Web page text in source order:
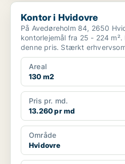
Kontor i Hvidovre
Kontor i Hvidovre
På Avedøreholm 84, 2650
kontorlejemål fra 25 - 224 m². Drift er inkluderet i
denne pris. Stærkt erhvervsområde med store
virksomheder ...
Areal
130 m2
Pris pr. md.
13.260 pr md
Område
Hvidovre